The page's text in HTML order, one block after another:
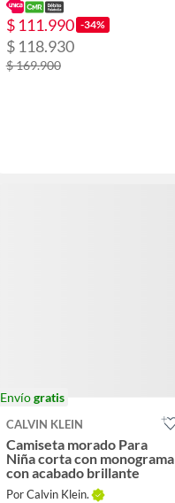
$ 111.990 -34%
$ 118.930
$ 169.900
Envíogratis
CALVIN KLEIN
Camiseta morado Para
Niña corta con monograma
con acabado brillante
Por Calvin Klein.